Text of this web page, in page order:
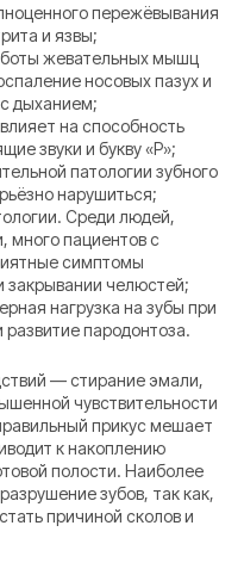
пережёвывания
и язвы;
жевательных мышц
носовых пазух и
дыханием;
на способность
звуки и букву «Р»;
патологии зубного
нарушиться;
Среди людей,
много пациентов с
симптомы
закрывании челюстей;
нагрузка на зубы при
пародонтоза.
— стирание эмали,
чувствительности
прикус мешает
к накоплению
полости. Наиболее
зубов, так как,
причиной сколов и